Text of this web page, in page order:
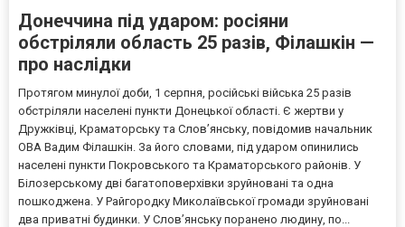
Донеччина під ударом: росіяни
обстріляли область 25 разів, Філашкін —
про наслідки
Протягом минулої доби, 1 серпня, російські війська 25 разів
обстріляли населені пункти Донецької області. Є жертви у
Дружківці, Краматорську та Слов’янську, повідомив начальник
ОВА Вадим Філашкін. За його словами, під ударом опинились
населені пункти Покровського та Краматорського районів. У
Білозерському дві багатоповерхівки зруйновані та одна
пошкоджена. У Райгородку Миколаївської громади зруйновані
два приватні будинки. У Слов’янську поранено людину, по...